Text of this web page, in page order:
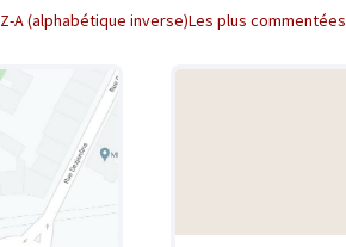
Z-A (alphabétique inverse)Les plus commentées